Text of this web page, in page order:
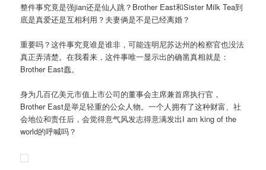
整件事究竟是强jian还是仙人跳？Brother East和Sister Milk Tea到
底是真爱还是互相利用？夫妻俩是不是已经离婚？
重要吗？这件事究竟谁是谁非，可能连明尼苏达州的检察官也没法
真正弄清楚。在我看来，这件事唯一显示出的确凿真相就是：
Brother East蠢。
身为几百亿美元市值上市公司的董事会主席兼首席执行官，
Brother East是举足轻重的公众人物。一个人拥有了这种财富、社
会地位和责任后，会觉得意气风发志得意满发出I am king of the
world的呼喊吗？